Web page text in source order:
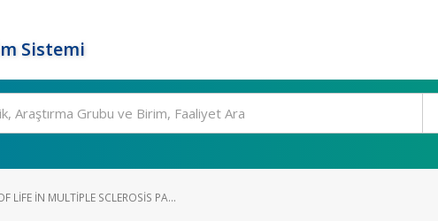
Sistemi
LIFE IN MULTIPLE SCLEROSIS PA...